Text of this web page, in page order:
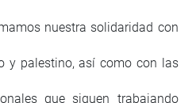
nuestra solidaridad con
y palestino, así como con las
que siguen trabajando